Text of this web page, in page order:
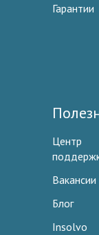
Гарантии
Центр
Вакансии
Блог
Insolvo